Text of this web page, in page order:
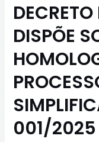
DISPÕE
001/2025